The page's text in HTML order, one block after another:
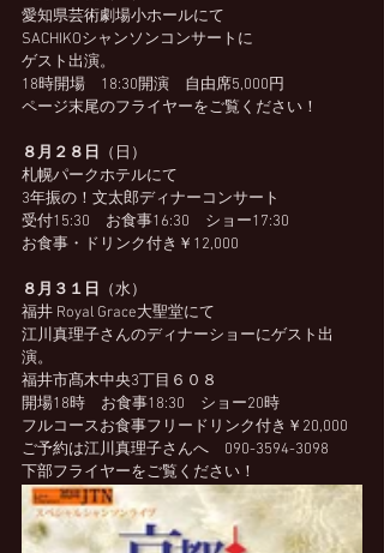
愛知県芸術劇場小ホールにて
SACHIKOシャンソンコンサートに
ゲスト出演。
18時開場　18:30開演　自由席5,000円
ページ末尾のフライヤーをご覧ください！
８月２８日
（日）
札幌パークホテルにて
3年振の！文太郎ディナーコンサート
受付15:30　お食事16:30　ショー17:30
お食事・ドリンク付き￥12,000
８月３１日
（水）
福井 Royal Grace大聖堂にて
江川真理子さんのディナーショーにゲスト出
演。
福井市髙木中央3丁目６０８
開場18時　お食事18:30　ショー20時
フルコースお食事フリードリンク付き￥20,000
ご予約は江川真理子さんへ　090-3594-3098
下部フライヤーをご覧ください！